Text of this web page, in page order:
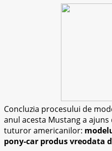
Concluzia procesului de
anul acesta Mustang a
tuturor americanilor:
pony-car produs vreodata